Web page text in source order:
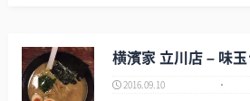
横濱家 立川店 – 味
2016.09.10